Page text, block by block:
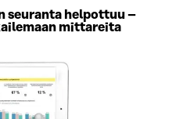
seuranta helpottuu –
mittareita